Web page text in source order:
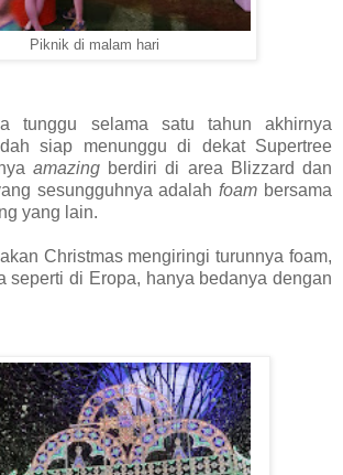
Piknik di malam hari
tunggu selama satu tahun akhirnya
siap menunggu di dekat Supertree
amazingberdiri di area Blizzard dan
sesungguhnya adalahfoam bersama
yang lain.
Christmas mengiringi turunnya foam,
seperti di Eropa, hanya bedanya dengan